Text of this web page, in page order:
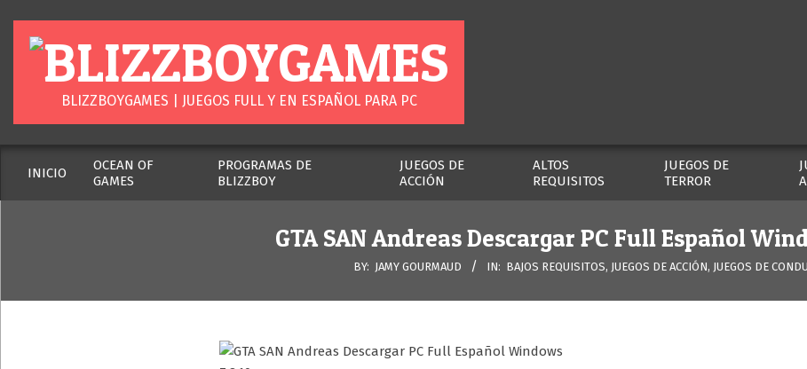
content
BLIZZBOYGAMES
BLIZZBOYGAMES | JUEGOS FULL Y EN ESPAÑOL PARA PC
Secondary
Navigation
INICIO
OCEAN OF
GAMES
PROGRAMAS DE
BLIZZBOY
JUEGOS DE
ACCIÓN
ALTOS
REQUISITOS
JUEGOS DE
TERROR
GTA SAN Andreas Descargar PC Full Español
BY: JAMY GOURMAUD IN: BAJOS REQUISITOS, JUEGOS DE ACCIÓN, JUEGOS DE